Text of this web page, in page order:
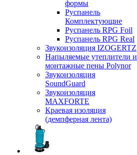
формы
Руспанель
Комплектующие
Руспанель RPG Foil
Руспанель RPG Real
Звукоизоляция IZOGERTZ
Напыляемые утеплители и
монтажные пены Polynor
Звукоизоляция
SoundGuard
Звукоизоляция
MAXFORTE
Краевая изоляция
(демпферная лента)